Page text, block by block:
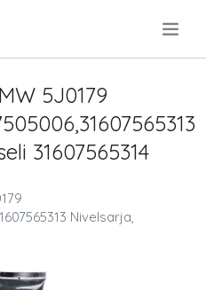
5J0179
31607565314
Nivelsarja,